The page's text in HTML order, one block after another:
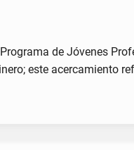
de Jóvenes
este acercamiento